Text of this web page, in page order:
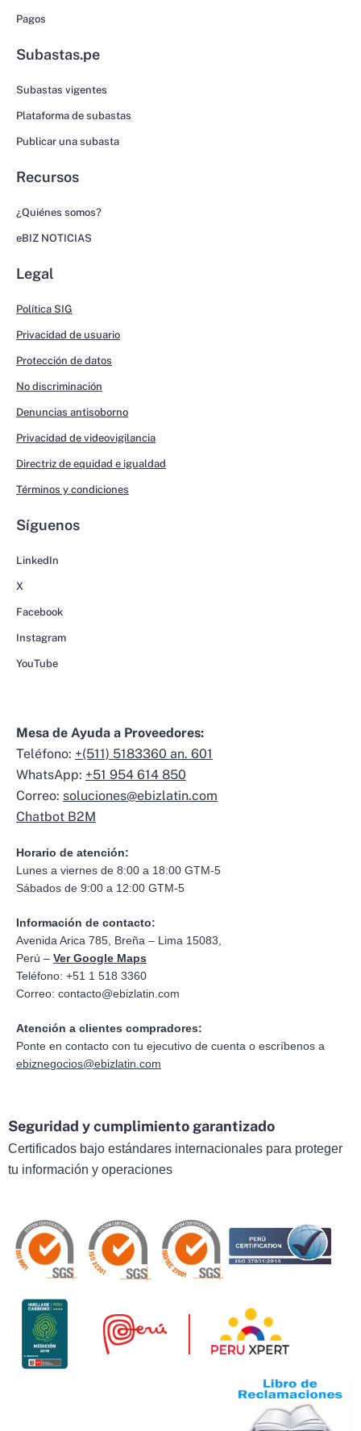
Pagos
Subastas.pe
Subastas vigentes
Plataforma de subastas
Publicar una subasta
Recursos
¿Quiénes somos?
eBIZ NOTICIAS
Legal
Política SIG
Privacidad de usuario
Protección de datos
No discriminación
Denuncias antisoborno
Privacidad de videovigilancia
Directriz de equidad e igualdad
Términos y condiciones
Síguenos
LinkedIn
X
Facebook
Instagram
YouTube
Mesa de Ayuda a Proveedores:
Teléfono: +(511) 5183360 an. 601
WhatsApp: +51 954 614 850
Correo: soluciones@ebizlatin.com
Chatbot B2M
Horario de atención:
Lunes a viernes de 8:00 a 18:00 GTM-5
Sábados de 9:00 a 12:00 GTM-5
Información de contacto:
Avenida Arica 785, Breña – Lima 15083,
Perú – Ver Google Maps
Teléfono: +51 1 518 3360
Correo: contacto@ebizlatin.com
Atención a clientes compradores:
Ponte en contacto con tu ejecutivo de cuenta o escríbenos a
ebiznegocios@ebizlatin.com
Seguridad y cumplimiento garantizado
Certificados bajo estándares internacionales para proteger
tu información y operaciones